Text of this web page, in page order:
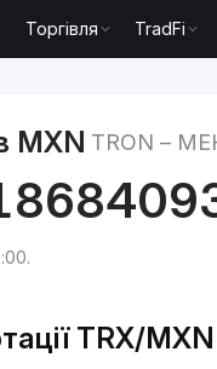
Торгівля TradFi
MXN TRON –
TRX/MXN